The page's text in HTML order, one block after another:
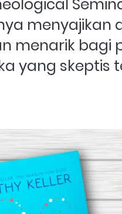
menyajikan
menarik bagi
yang skeptis